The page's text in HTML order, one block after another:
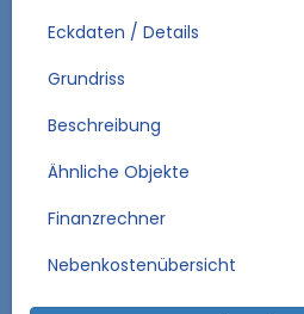
Eckdaten / Details
Grundriss
Beschreibung
Ähnliche Objekte
Finanzrechner
Nebenkostenübersicht